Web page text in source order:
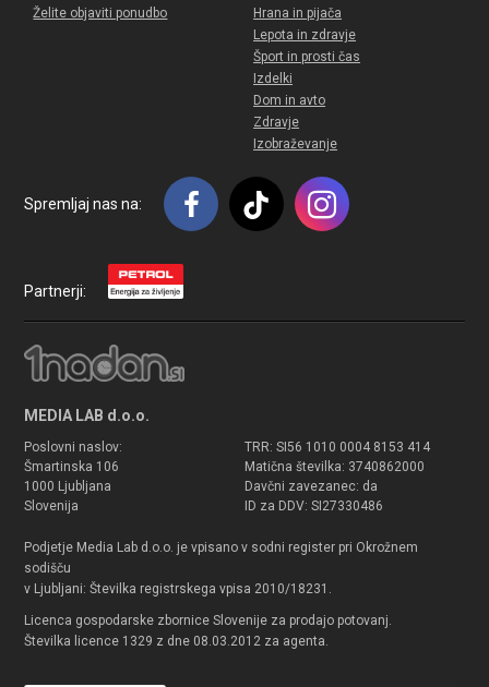
Želite objaviti ponudbo
Hrana in pijača
Lepota in zdravje
Šport in prosti čas
Izdelki
Dom in avto
Zdravje
Izobraževanje
Spremljaj nas na:
Partnerji:
MEDIA LAB d.o.o.
Poslovni naslov:
Šmartinska 106
1000 Ljubljana
Slovenija
TRR: SI56 1010 0004 8153 414
Matična številka: 3740862000
Davčni zavezanec: da
ID za DDV: SI27330486
Podjetje Media Lab d.o.o. je vpisano v sodni register pri Okrožnem
sodišču
v Ljubljani: Številka registrskega vpisa 2010/18231.
Licenca gospodarske zbornice Slovenije za prodajo potovanj.
Številka licence 1329 z dne 08.03.2012 za agenta.